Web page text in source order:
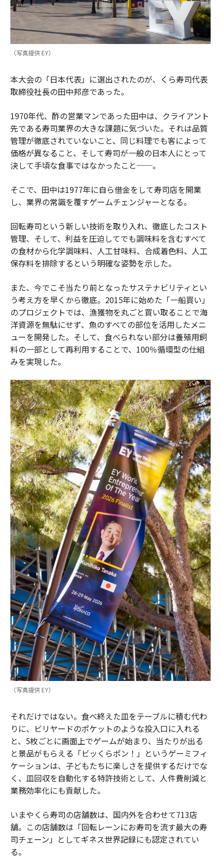
（写真提供 EY）
本大会の「日本代表」に選出されたのが、くら寿司代表
取締役社長の田中邦彦であった。
1970年代、酢の営業マンであった田中は、クライアント
先である寿司業界の大きな課題に気づいた。それは品質
管理が徹底されていないこと、同じ料理でも客によって
価格が異なること、そして寿司が一般の日本人にとって
決して手頃な食事ではなかったこと──。
そこで、田中は1977年に自ら借金をして寿司店を開業
し、業界の常識を覆すゲームチェンジャーとなる。
回転寿司という新しい技術を取り入れ、徹底したコスト
管理、そして、利益を圧迫してでも調味料を含むすべて
の食材から化学調味料、人工甘味料、合成着色料、人工
保存料を排除するという明確な姿勢を示した。
また、今でこそ当たり前となったサステナビリティとい
う考え方を早くから徹底。2015年に始めた「一船買い」
のプロジェクトでは、漁獲物を丸ごと買い取ることで海
洋資源を無駄にせず、魚のすべての部位を活用したメニ
ューを開発した。そして、食べられない部分は養殖用飼
料の一部として再利用することで、100％循環型の仕組
みを実現した。
（写真提供 EY）
それだけではない。食べ終えた皿をテーブルに積む代わ
りに、ビリヤードのポケットのような投入口に入れる
と、5枚ごとに画面上でゲームが始まり、当たりが出る
と景品がもらえる「ビッくらポン！」というゲーミフィ
ケーションは、子どもたちに楽しさを提供するだけでな
く、皿回収を自動化する特許技術として、人件費削減と
業務効率化にも貢献した。
いまやくら寿司の店舗数は、国内外を合わせて713店
舗。この店舗数は「回転レーンにお寿司を流す最大の寿
司チェーン」としてギネス世界記録にも認定されてい
る。